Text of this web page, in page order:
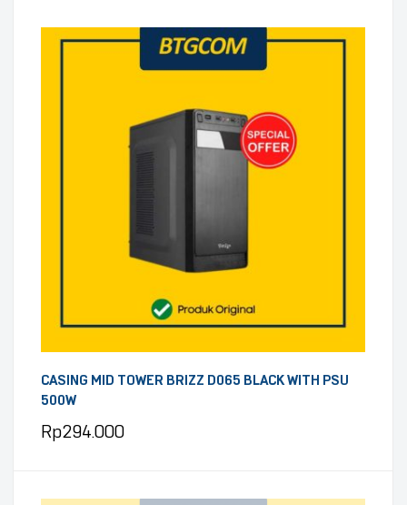
CASING MID TOWER BRIZZ D065 BLACK WITH PSU
500W
Rp294.000